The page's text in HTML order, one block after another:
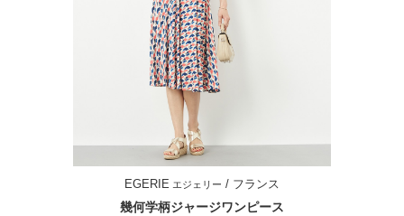
EGERIE エジェリー / フランス
幾何学柄ジャージワンピース